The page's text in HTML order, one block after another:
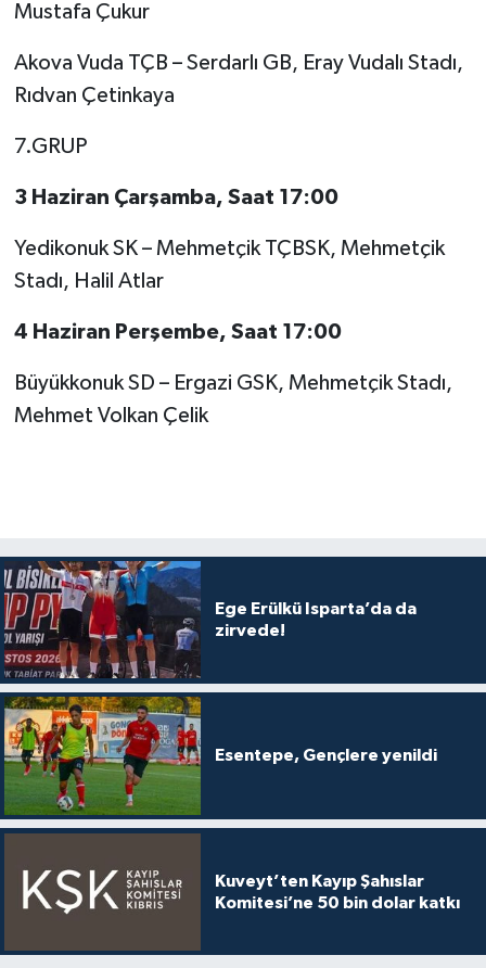
Mustafa Çukur
Akova Vuda TÇB – Serdarlı GB, Eray Vudalı Stadı,
Rıdvan Çetinkaya
7.GRUP
3 Haziran Çarşamba, Saat 17:00
Yedikonuk SK – Mehmetçik TÇBSK, Mehmetçik
Stadı, Halil Atlar
4 Haziran Perşembe, Saat 17:00
Büyükkonuk SD – Ergazi GSK, Mehmetçik Stadı,
Mehmet Volkan Çelik
Ege Erülkü Isparta’da da
zirvede!
Esentepe, Gençlere yenildi
Kuveyt’ten Kayıp Şahıslar
Komitesi’ne 50 bin dolar katkı